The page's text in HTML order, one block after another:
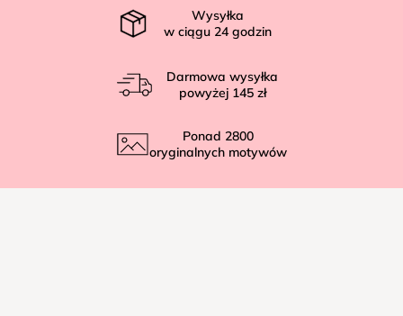
Wysyłka
w ciągu 24 godzin
Darmowa wysyłka
powyżej 145 zł
Ponad 2800
oryginalnych motywów